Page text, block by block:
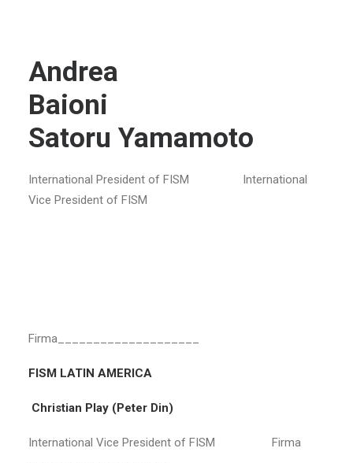
Andrea
Satoru Yamamoto
International President of FISM International
Vice President of FISM
Firma____________________
FISM LATIN AMERICA
Christian Play (Peter Din)
International Vice President of FISM Firma